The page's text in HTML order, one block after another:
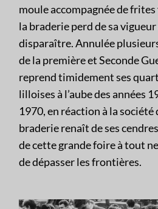
moule accompagnée de
la braderie perd de sa
disparaître. Annulée
de la première et Seconde
reprend timidement ses
lilloises à l’aube des années
1970, en réaction à la
braderie renaît de ses
de cette grande foire à tout
de dépasser les frontières.